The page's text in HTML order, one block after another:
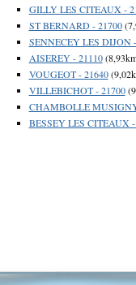
GILLY LES CITEAUX -
ST BERNARD - 21700
SENNECEY LES DIJON
AISEREY - 21110
VOUGEOT - 21640
VILLEBICHOT - 21700
CHAMBOLLE
BESSEY LES CITEAUX